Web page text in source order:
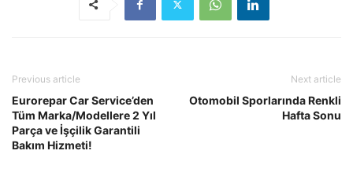
Previous article
Eurorepar Car Service’den
Tüm Marka/Modellere 2 Yıl
Parça ve İşçilik Garantili
Bakım Hizmeti!
Next article
Otomobil Sporlarında Renkli
Hafta Sonu